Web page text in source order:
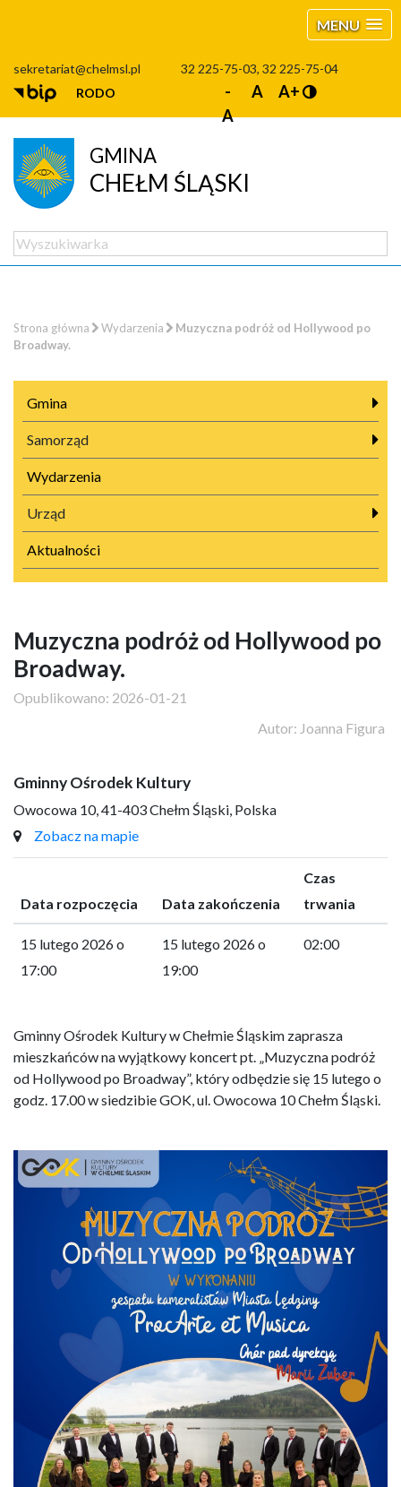
MENU
sekretariat@chelmsl.pl
32 225-75-03, 32 225-75-04
RODO
-
A
A A+
GMINA
CHEŁM ŚLĄSKI
Strona główna Wydarzenia
Muzyczna podróż od Hollywood po
Broadway.
Gmina
Samorząd
Wydarzenia
Urząd
Aktualności
Muzyczna podróż od Hollywood po
Broadway.
Opublikowano: 2026-01-21
Autor: Joanna Figura
Gminny Ośrodek Kultury
Owocowa 10, 41-403 Chełm Śląski, Polska
Zobacz na mapie
Data rozpoczęcia Data zakończenia
Czas
trwania
15 lutego 2026 o
17:00
15 lutego 2026 o
19:00
02:00
Gminny Ośrodek Kultury w Chełmie Śląskim zaprasza
mieszkańców na wyjątkowy koncert pt. „Muzyczna podróż
od Hollywood po Broadway”, który odbędzie się 15 lutego o
godz. 17.00 w siedzibie GOK, ul. Owocowa 10 Chełm Śląski.